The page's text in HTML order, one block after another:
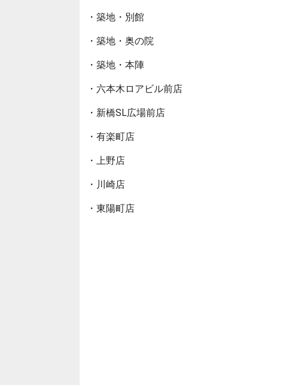
・築地・別館
・築地・奥の院
・築地・本陣
・六本木ロアビル前店
・新橋SL広場前店
・有楽町店
・上野店
・川崎店
・東陽町店